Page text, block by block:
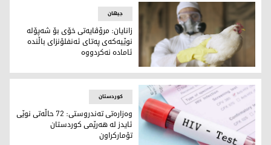
ئەنفلۆنزای باڵندە
جیهان
زانایان: مرۆڤایەتی خۆی بۆ شەپۆلە
نوێیەکەی پەتای ئەنفلۆنزای باڵندە
ئامادە نەکردووە
کوردستان
وەزارەتی تەندروستی: 72 حاڵەتی نوێی
ئایدز لە هەرێمی کوردستان
تۆمارکراون